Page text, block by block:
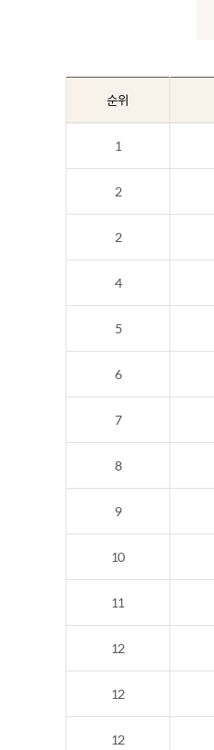
순위
1
2
2
4
5
6
7
8
9
10
11
12
12
12